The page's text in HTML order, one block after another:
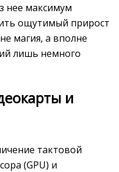
нее максимум
ощутимый прирост
магия‚ а вполне
лишь немного
и
тактовой
(GPU) и